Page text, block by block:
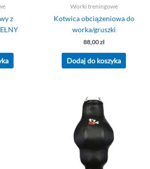
z
Worki treningowe
Kotwica obciążeniowa do
worka/gruszki
88,00zł
Dodaj do koszyka